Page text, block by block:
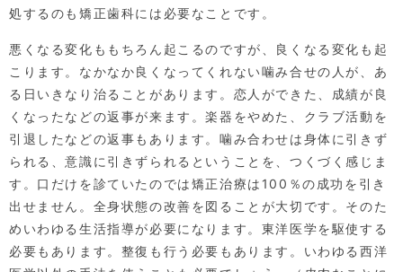
処するのも矯正歯科には必要なことです。
悪くなる変化ももちろん起こるのですが、良くなる変化も起
こります。なかなか良くなってくれない噛み合せの人が、あ
る日いきなり治ることがあります。恋人ができた、成績が良
くなったなどの返事が来ます。楽器をやめた、クラブ活動を
引退したなどの返事もあります。噛み合わせは身体に引きず
られる、意識に引きずられるということを、つくづく感じま
す。口だけを診ていたのでは矯正治療は100％の成功を引き
出せません。全身状態の改善を図ることが大切です。そのた
めいわゆる生活指導が必要になります。東洋医学を駆使する
必要もあります。整復も行う必要もあります。いわゆる西洋